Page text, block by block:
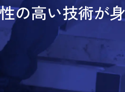
の高い技術が